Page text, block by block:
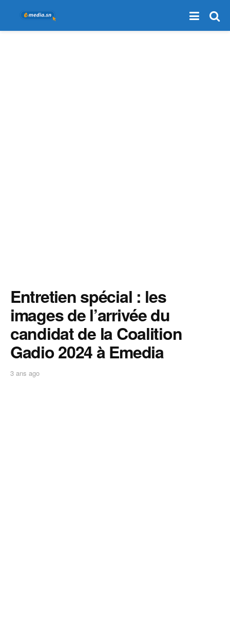
Entretien spécial : les
images de l’arrivée du
candidat de la Coalition
Gadio 2024 à Emedia
3 ans ago